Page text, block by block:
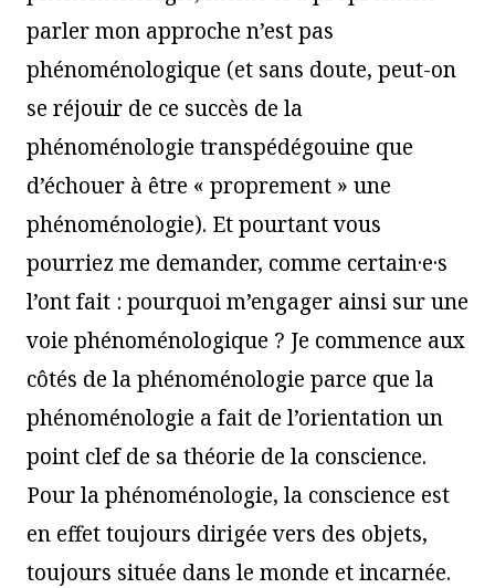
parler mon approche n’est pas
phénoménologique (et sans doute, peut-on
se réjouir de ce succès de la
phénoménologie transpédégouine que
d’échouer à être « proprement » une
phénoménologie). Et pourtant vous
pourriez me demander, comme certain·e·s
l’ont fait : pourquoi m’engager ainsi sur une
voie phénoménologique ? Je commence aux
côtés de la phénoménologie parce que la
phénoménologie a fait de l’orientation un
point clef de sa théorie de la conscience.
Pour la phénoménologie, la conscience est
en effet toujours dirigée vers des objets,
toujours située dans le monde et incarnée.